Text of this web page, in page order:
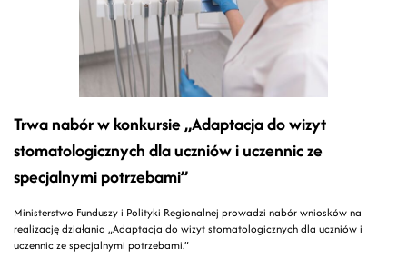
Trwa nabór w konkursie „Adaptacja do wizyt
stomatologicznych dla uczniów i uczennic ze
specjalnymi potrzebami”
Ministerstwo Funduszy i Polityki Regionalnej prowadzi nabór wniosków na
realizację działania „Adaptacja do wizyt stomatologicznych dla uczniów i
uczennic ze specjalnymi potrzebami.”